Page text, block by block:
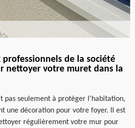
professionnels de la société
nettoyer votre muret dans la
pas seulement à protéger l'habitation,
une décoration pour votre foyer. Il est
régulièrement votre mur pour